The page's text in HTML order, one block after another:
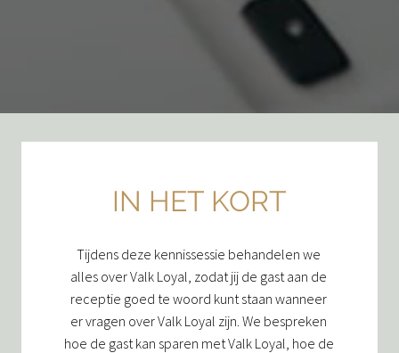
IN HET KORT
Tijdens deze kennissessie behandelen we
alles over Valk Loyal, zodat jij de gast aan de
receptie goed te woord kunt staan wanneer
er vragen over Valk Loyal zijn. We bespreken
hoe de gast kan sparen met Valk Loyal, hoe de